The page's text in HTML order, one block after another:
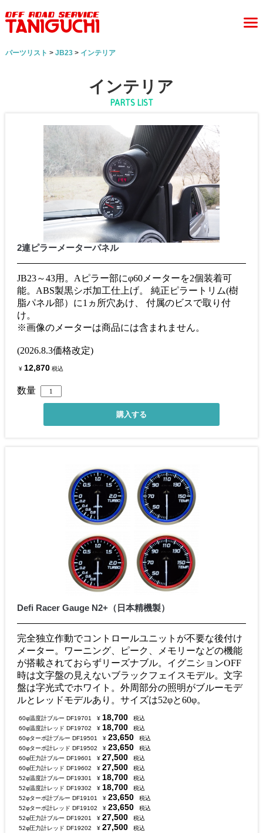
パーツリスト > JB23 > インテリア
インテリア
PARTS LIST
2連ピラーメーターパネル
JB23～43用。Aピラー部にφ60メーターを2個装着可
能。ABS製黒シボ加工仕上げ。 純正ピラートリム(樹
脂パネル部）に1ヵ所穴あけ、 付属のビスで取り付
け。
※画像のメーターは商品には含まれません。
(2026.8.3価格改定)
¥ 12,870 税込
数量
Defi Racer Gauge N2+（日本精機製）
完全独立作動でコントロールユニットが不要な後付け
メーター。ワーニング、ピーク、メモリーなどの機能
が搭載されておらずリーズナブル。イグニションOFF
時は文字盤の見えないブラックフェイスモデル。文字
盤は字光式でホワイト。外周部分の照明がブルーモデ
ルとレッドモデルあり。サイズは52φと60φ。
60φ温度計ブルー DF19701 ¥ 18,700
税込
60φ温度計レッド DF19702
¥ 18,700
税込
60φターボ計ブルー DF19501
¥ 23,650
税込
60φターボ計レッド DF19502
¥ 23,650
税込
60φ圧力計ブルー DF19601
¥ 27,500
税込
60φ圧力計レッド DF19602
¥ 27,500
税込
52φ温度計ブルー DF19301
¥ 18,700
税込
52φ温度計レッド DF19302
¥ 18,700
税込
52φターボ計ブルー DF19101
¥ 23,650
税込
52φターボ計レッド DF19102
¥ 23,650
税込
52φ圧力計ブルー DF19201
¥ 27,500
税込
52φ圧力計レッド DF19202
¥ 27,500 税込